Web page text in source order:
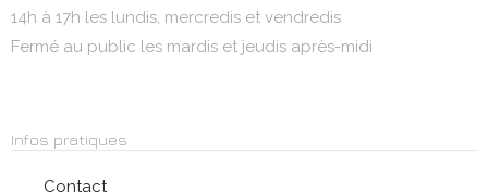
14h à 17h les lundis, mercredis et vendredis
Fermé au public les mardis et jeudis après-midi
Infos pratiques
Contact